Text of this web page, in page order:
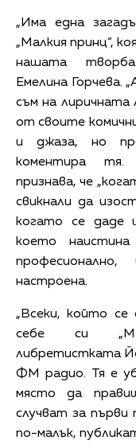
„Има една
„Малкия принц“,
нашата
Емелина Горчева.
съм на лиричната
от своите
и джаза, но
коментира тя.
признава, че
свикнали да
когато се даде
което
настроена.
„Всеки, който се
себе си
либретистката
ФМ радио. Тя е
място да
случват за
по-малък,